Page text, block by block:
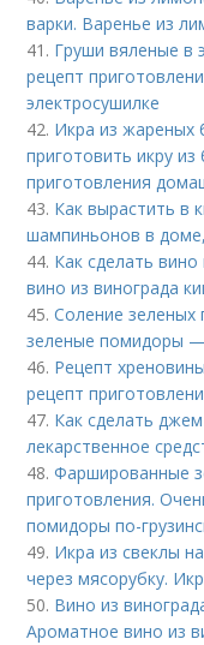
варки. Варенье из
41. Груши вяленые в
рецепт
электросушилке
42. Икра из жареных
приготовить икру
приготовления
43. Как вырастить в
шампиньонов в
44. Как сделать
вино из винограда
45.Соление
зеленые помидоры
46. Рецепт
рецепт
47. Как сделать
лекарственное
48.Фаршированные
приготовления.
помидоры по-
49. Икра из свеклы
через мясорубку.
50. Вино из
Ароматное вино из